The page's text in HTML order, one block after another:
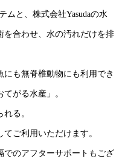
ムと、株式会社Yasudaの水
を合わせ、水の汚れだけを排
も無脊椎動物にも利用でき
がる水産」。
る。
ご利用いただけます。
でのアフターサポートもござ